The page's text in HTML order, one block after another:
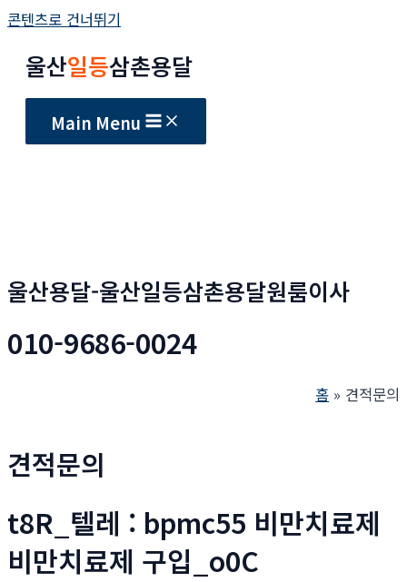
콘텐츠로 건너뛰기
울산일등삼촌용달
Main Menu
울산용달-울산일등삼촌용달원룸이사
010-9686-0024
홈 견적문의
견적문의
t8R_텔레 : bpmc55 비만치료제
비만치료제 구입_o0C